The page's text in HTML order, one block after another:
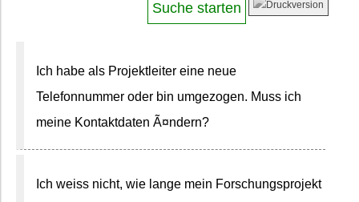
Ich habe als Projektleiter eine neue
Telefonnummer oder bin umgezogen. Muss ich
meine Kontaktdaten Ã¤ndern?
Ich weiss nicht, wie lange mein Forschungsprojekt